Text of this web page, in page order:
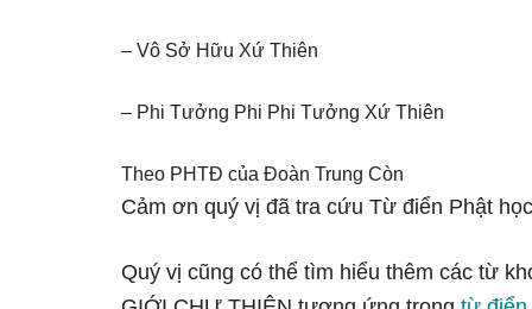
– Vô Sở Hữu Xứ Thiên
– Phi Tưởng Phi Phi Tưởng Xứ Thiên
Theo PHTĐ của Đoàn Trung Còn
Cảm ơn quý vị đã tra cứu Từ điển Phật
Quý vị cũng có thể tìm hiểu thêm các từ